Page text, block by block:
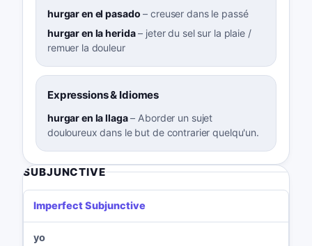
hurgar en el pasado –creuser dans le passé
hurgar en la herida– jeter du sel sur la plaie /
remuer la douleur
Expressions & Idiomes
hurgar en la llaga– Aborder un sujet
douloureux dans le but de contrarier quelqu'un.
SUBJUNCTIVE
Imperfect Subjunctive
yo